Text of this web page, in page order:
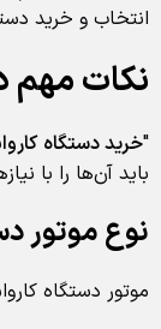
انتخاب و خرید
نکات مهم
"خرید دستگاه
باید آن‌ها را با
نوع موتور
موتور دستگاه